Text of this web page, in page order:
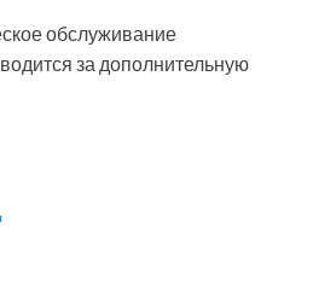
обслуживание
за дополнительную